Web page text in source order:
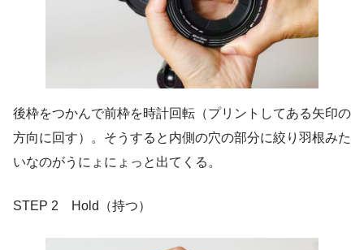
後枠をつかんで前枠を時計回転（プリントしてある矢印の
方向に回す）。そうすると内側の穴の部分に絞り羽根みた
いなのがうにょにょっと出てくる。
STEP 2 Hold（持つ）